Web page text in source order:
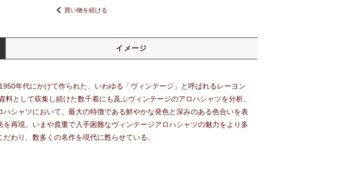
買い物を続ける
イメージ
年代にかけて作られた、いわゆる「ヴィンテージ」と呼ばれるレーヨン
として収集し続けた数千着にも及ぶヴィンテージのアロハシャツを分析。
シャツにおいて、最大の特徴である鮮やかな発色と深みのある色合いを表
再現。いまや貴重で入手困難なヴィンテージアロハシャツの魅力をより多
わり、数多くの名作を現代に甦らせている。